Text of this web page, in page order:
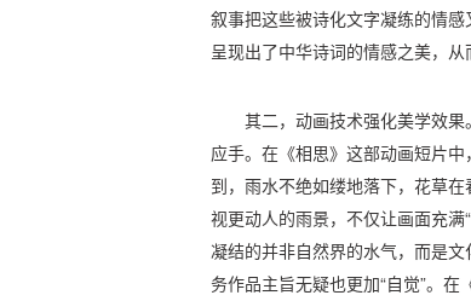
叙事把这些被诗化文字凝练的情
呈现出了中华诗词的情感之美，从
其二，动画技术强化美学效
应手。在《相思》这部动画短片
到，雨水不绝如缕地落下，花草
视更动人的雨景，不仅让画面充满
凝结的并非自然界的水气，而是
务作品主旨无疑也更加“自觉”。